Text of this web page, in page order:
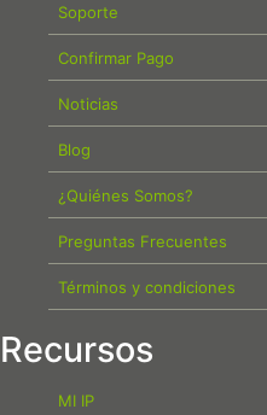
Soporte
Confirmar Pago
Noticias
Blog
¿Quiénes Somos?
Preguntas Frecuentes
Términos y condiciones
Recursos
MI IP